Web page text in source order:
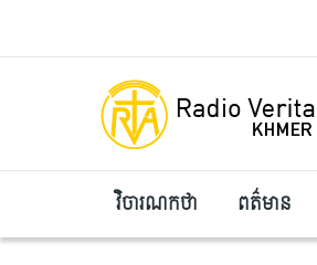
វិចារណកថា ពត៌មាន